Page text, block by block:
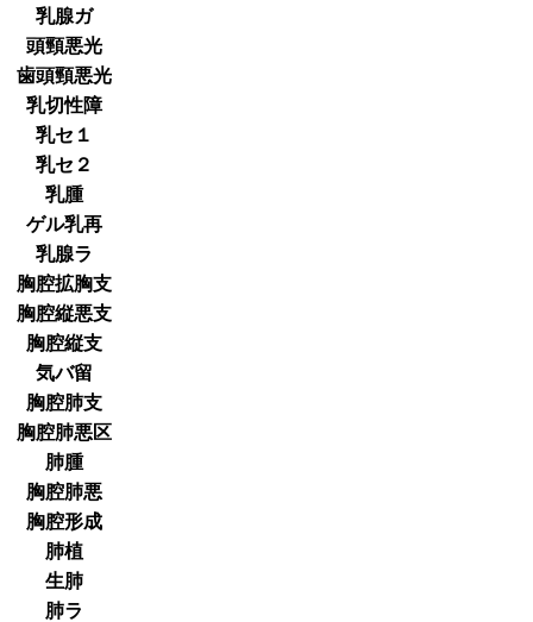
乳腺ガ
頭頸悪光
歯頭頸悪光
乳切性障
乳セ１
乳セ２
乳腫
ゲル乳再
乳腺ラ
胸腔拡胸支
胸腔縦悪支
胸腔縦支
気バ留
胸腔肺支
胸腔肺悪区
肺腫
胸腔肺悪
胸腔形成
肺植
生肺
肺ラ